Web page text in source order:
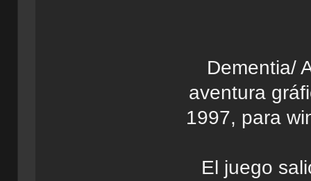
Dementia/
aventura
1997, para
El juego